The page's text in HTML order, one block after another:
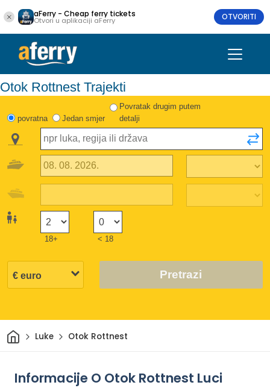
aFerry - Cheap ferry tickets
Otvori u aplikaciji aFerry OTVORITI
Otok Rottnest Trajekti
povratna Jedan smjer
Povratak drugim putem
detalji
18+ < 18
Pretrazi
DomLuke Otok Rottnest
Informacije O Otok Rottnest Luci